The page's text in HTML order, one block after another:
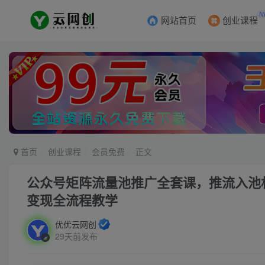
网站首页 创业课程
首页 创业课程 会员免费 正文
公众号矩阵流量池推广全套课，推流入
变现全流程教学
优优云网创
29天前发布